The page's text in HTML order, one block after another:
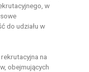
w
do udziału w
na
obejmujących